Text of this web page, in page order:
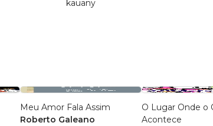
kauany
Meu Amor Fala Assim
Roberto Galeano
O Lugar Onde o
Acontece